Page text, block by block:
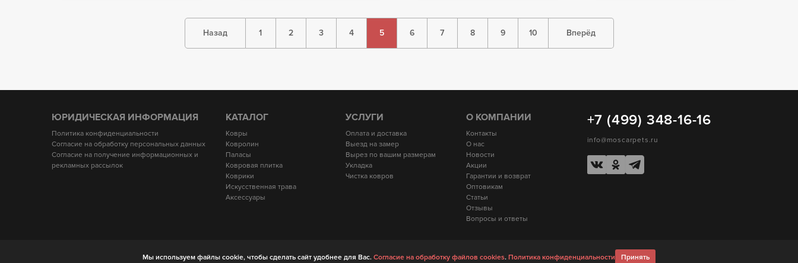
Назад 1 2 3 4 5 6 7 8 9 10 Вперёд
ЮРИДИЧЕСКАЯ ИНФОРМАЦИЯ
Политика конфиденциальности
Согласие на обработку персональных данных
Согласие на получение информационных и
рекламных рассылок
КАТАЛОГ
Ковры
Ковролин
Паласы
Ковровая плитка
Коврики
Искусственная трава
Аксессуары
УСЛУГИ
Оплата и доставка
Выезд на замер
Вырез по вашим размерам
Укладка
Чистка ковров
О КОМПАНИИ
Контакты
О нас
Новости
Акции
Гарантии и возврат
Оптовикам
Статьи
Отзывы
Вопросы и ответы
+7 (499) 348-16-16
info@moscarpets.ru
Мы используем файлы cookie, чтобы сделать сайт удобнее для Вас. Согласие на обработку файлов cookies. Политика конфиденциальности Принять